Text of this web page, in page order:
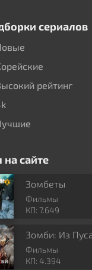
сериалов
рейтинг
на сайте
Зомбеты
Фильмы
КП: 7.649
Фильмы
КП: 4.394